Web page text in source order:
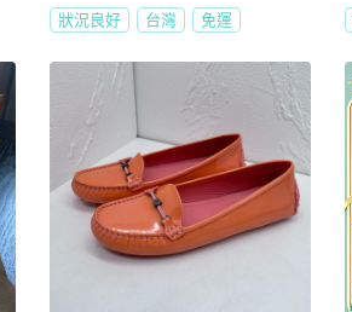
狀況良好 台灣 免運